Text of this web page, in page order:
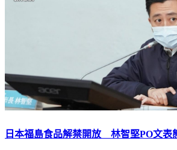
日本福島食品解禁開放 林智堅PO文表